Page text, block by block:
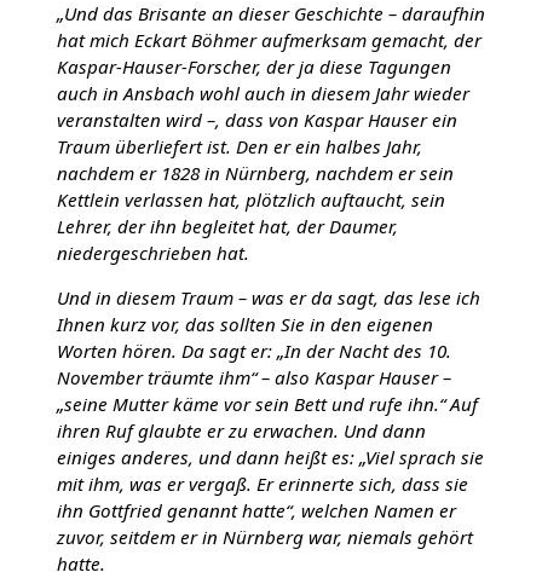
„Und das Brisante an dieser Geschichte – daraufhin
hat mich Eckart Böhmer aufmerksam gemacht, der
Kaspar-Hauser-Forscher, der ja diese Tagungen
auch in Ansbach wohl auch in diesem Jahr wieder
veranstalten wird –, dass von Kaspar Hauser ein
Traum überliefert ist. Den er ein halbes Jahr,
nachdem er 1828 in Nürnberg, nachdem er sein
Kettlein verlassen hat, plötzlich auftaucht, sein
Lehrer, der ihn begleitet hat, der Daumer,
niedergeschrieben hat.
Und in diesem Traum – was er da sagt, das lese ich
Ihnen kurz vor, das sollten Sie in den eigenen
Worten hören. Da sagt er: „In der Nacht des 10.
November träumte ihm“ – also Kaspar Hauser –
„seine Mutter käme vor sein Bett und rufe ihn.“ Auf
ihren Ruf glaubte er zu erwachen. Und dann
einiges anderes, und dann heißt es: „Viel sprach sie
mit ihm, was er vergaß. Er erinnerte sich, dass sie
ihn Gottfried genannt hatte“, welchen Namen er
zuvor, seitdem er in Nürnberg war, niemals gehört
hatte.